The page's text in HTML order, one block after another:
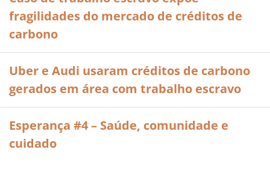
fragilidades do mercado de créditos de
carbono
Uber e Audi usaram créditos de carbono
gerados em área com trabalho escravo
Esperança #4 – Saúde, comunidade e
cuidado